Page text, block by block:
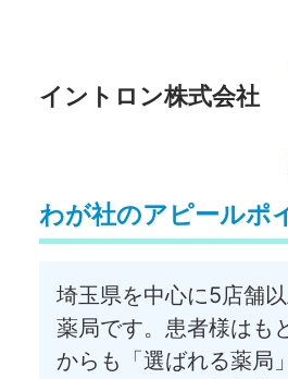
イントロン株式会社
わが社のアピールポ
埼玉県を中心に5店舗
薬局です。患者様はも
からも「選ばれる薬局